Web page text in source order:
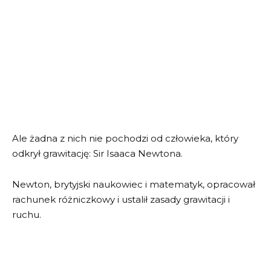
Ale żadna z nich nie pochodzi od człowieka, który
odkrył grawitację: Sir Isaaca Newtona.
Newton, brytyjski naukowiec i matematyk, opracował
rachunek różniczkowy i ustalił zasady grawitacji i
ruchu.